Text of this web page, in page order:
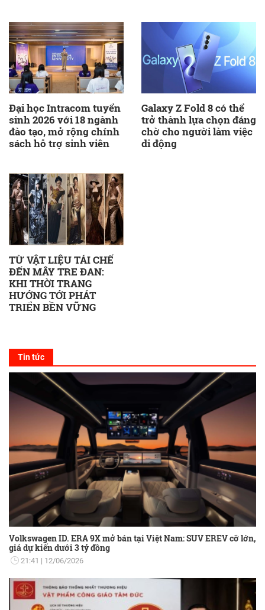
Đại học Intracom tuyển
sinh 2026 với 18 ngành
đào tạo, mở rộng chính
sách hỗ trợ sinh viên
Galaxy Z Fold 8 có thể
trở thành lựa chọn đáng
chờ cho người làm việc
di động
TỪ VẬT LIỆU TÁI CHẾ
ĐẾN MÂY TRE ĐAN:
KHI THỜI TRANG
HƯỚNG TỚI PHÁT
TRIỂN BỀN VỮNG
Tin tức
Volkswagen ID. ERA 9X mở bán tại Việt Nam: SUV EREV cỡ lớn,
giá dự kiến dưới 3 tỷ đồng
21:41 12/06/2026